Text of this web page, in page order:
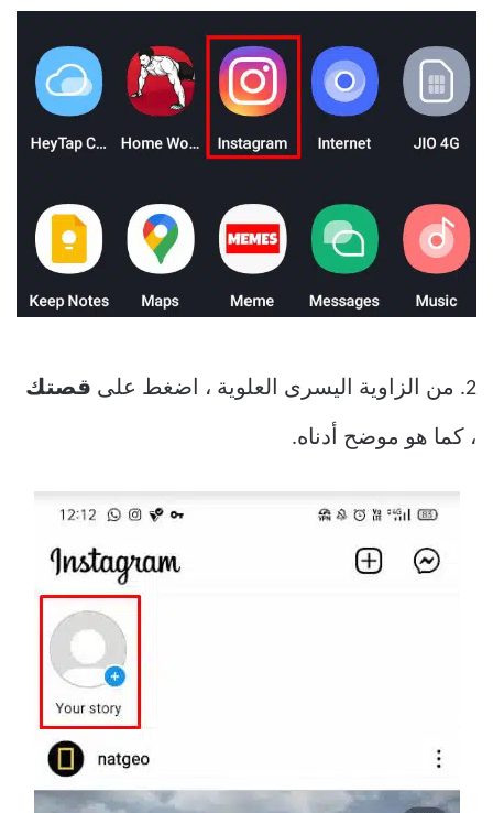
2. من الزاوية اليسرى العلوية ، اضغط على قصتك
، كما هو موضح أدناه.